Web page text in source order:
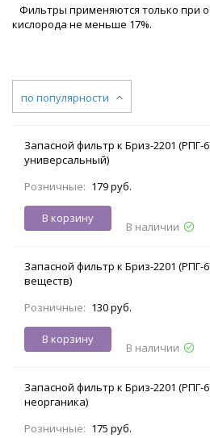
Фильтры применяются только при
кислорода не меньше 17%.
по популярности
Запасной фильтр к Бриз-2201 (РПГ-
универсальный)
Розничные: 179 руб.
В корзину
В наличии
Запасной фильтр к Бриз-2201 (РПГ-
веществ)
Розничные: 130 руб.
В корзину
В наличии
Запасной фильтр к Бриз-2201 (РПГ-
неорганика)
Розничные: 175 руб.